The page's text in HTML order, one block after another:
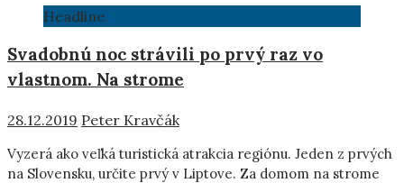
Headline
Svadobnú noc strávili po prvý raz vo
vlastnom. Na strome
28.12.2019 Peter Kravčák
Vyzerá ako veľká turistická atrakcia regiónu. Jeden z prvých
na Slovensku, určite prvý v Liptove. Za domom na strome